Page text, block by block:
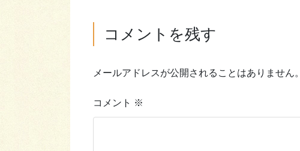
コメントを残す
メールアドレスが公開されることはありません。
コメント ※